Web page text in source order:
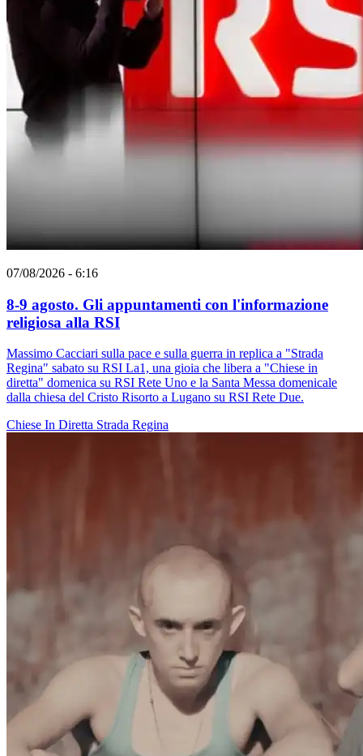
07/08/2026 - 6:16
8-9 agosto. Gli appuntamenti con l'informazione
religiosa alla RSI
Massimo Cacciari sulla pace e sulla guerra in replica a "Strada
Regina" sabato su RSI La1, una gioia che libera a "Chiese in
diretta" domenica su RSI Rete Uno e la Santa Messa domenicale
dalla chiesa del Cristo Risorto a Lugano su RSI Rete Due.
Chiese In Diretta Strada Regina